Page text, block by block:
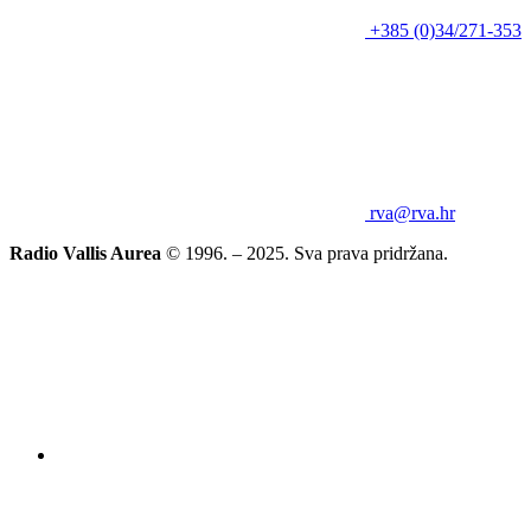
+385 (0)34/271-353
rva@rva.hr
Radio Vallis Aurea © 1996. – 2025. Sva prava pridržana.